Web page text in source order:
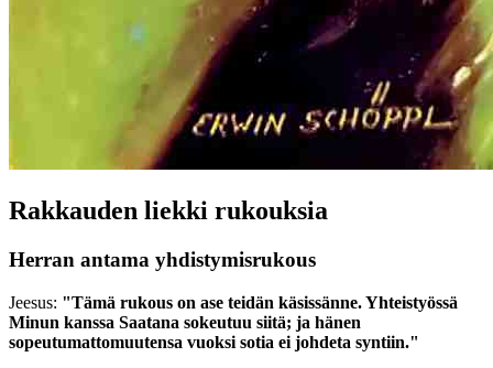
Rakkauden liekki rukouksia
Herran antama yhdistymisrukous
Jeesus: "Tämä rukous on ase teidän käsissänne. Yhteistyössä
Minun kanssa Saatana sokeutuu siitä; ja hänen
sopeutumattomuutensa vuoksi sotia ei johdeta syntiin."